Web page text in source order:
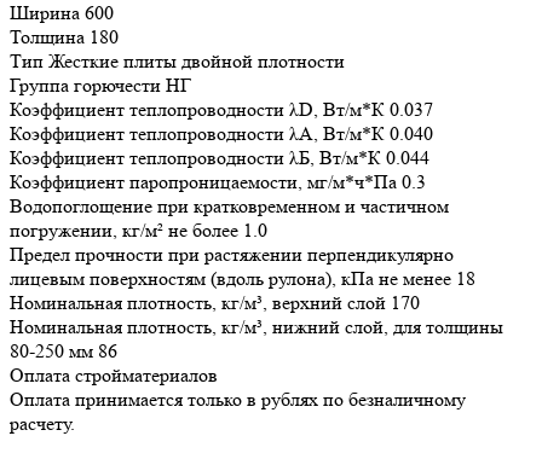
Ширина 600
Толщина 180
Тип Жесткие плиты двойной плотности
Группа горючести НГ
Коэффициент теплопроводности λD, Вт/м*К 0.037
Коэффициент теплопроводности λА, Вт/м*К 0.040
Коэффициент теплопроводности λБ, Вт/м*К 0.044
Коэффициент паропроницаемости, мг/м*ч*Па 0.3
Водопоглощение при кратковременном и частичном
погружении, кг/м² не более 1.0
Предел прочности при растяжении перпендикулярно
лицевым поверхностям (вдоль рулона), кПа не менее 18
Номинальная плотность, кг/м³, верхний слой 170
Номинальная плотность, кг/м³, нижний слой, для толщины
80-250 мм 86
Оплата стройматериалов
Оплата принимается только в рублях по безналичному
расчету.